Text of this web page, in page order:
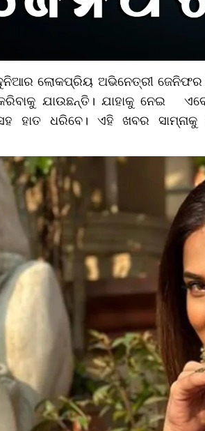
ଲୋକପ୍ରିୟ ଅଭିନେତ୍ରୀ ଜେନିଫର
ଯାଉଛନ୍ତି। ଯାହାକୁ ନେଇ
ହାତ ଧରିବେ। ଏହି ଖବର